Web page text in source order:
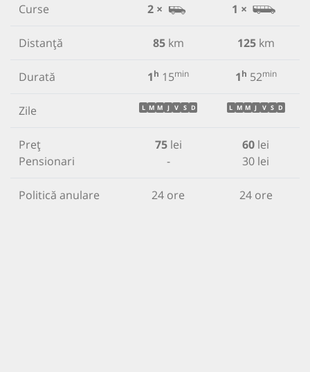
Curse 2 × 1 ×
Distanță 85km 125km
Durată 1h 15min 1h 52min
Zile L M M J V S D L M M J V S D
Preț
Pensionari
75lei
-
60 lei
30 lei
Politică anulare 24 ore 24 ore